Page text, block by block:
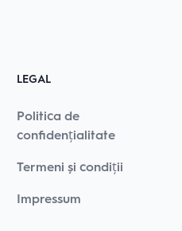
LEGAL
Politica de
confidențialitate
Termeni și condiții
Impressum